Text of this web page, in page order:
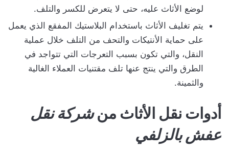
لوضع الأثاث عليه، حتى لا يتعرض للكسر والتلف.
يتم تغليف الأثاث باستخدام البلاستيك المفقع الذي يعمل
على حماية الأنتيكات والتحف من التلف خلال عملية
النقل، والتي تكون بسبب التعرجات التي تتواجد في
الطرق والتي ينتج عنها تلف مقتنيات العملاء الغالية
والثمينة.
أدوات نقل الأثاث منشركة نقل
عفش بالزلفي